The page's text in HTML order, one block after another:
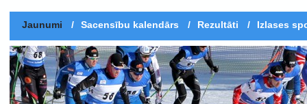
Jaunumi / Sacensību kalendārs / Rezultāti / Izlases